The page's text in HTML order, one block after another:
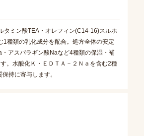
タミン酸TEA・オレフィン(C14-16)スルホ
種類の乳化成分を配合。処方全体の安定
アスパラギン酸Naなど4種類の保湿・補
。水酸化Ｋ・ＥＤＴＡ－２Ｎａを含む2種
持に寄与します。